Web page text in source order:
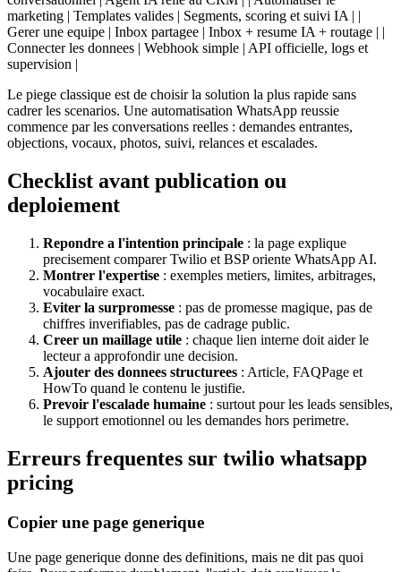
marketing | Templates valides | Segments, scoring et suivi IA | |
Gerer une equipe | Inbox partagee | Inbox + resume IA + routage | |
Connecter les donnees | Webhook simple | API officielle, logs et
supervision |
Le piege classique est de choisir la solution la plus rapide sans
cadrer les scenarios. Une automatisation WhatsApp reussie
commence par les conversations reelles : demandes entrantes,
objections, vocaux, photos, suivi, relances et escalades.
Checklist avant publication ou
deploiement
Repondre a l'intention principale : la page explique
precisement comparer Twilio et BSP oriente WhatsApp AI.
Montrer l'expertise : exemples metiers, limites, arbitrages,
vocabulaire exact.
Eviter la surpromesse : pas de promesse magique, pas de
chiffres inverifiables, pas de cadrage public.
Creer un maillage utile : chaque lien interne doit aider le
lecteur a approfondir une decision.
Ajouter des donnees structurees : Article, FAQPage et
HowTo quand le contenu le justifie.
Prevoir l'escalade humaine : surtout pour les leads sensibles,
le support emotionnel ou les demandes hors perimetre.
Erreurs frequentes sur twilio whatsapp
pricing
Copier une page generique
Une page generique donne des definitions, mais ne dit pas quoi